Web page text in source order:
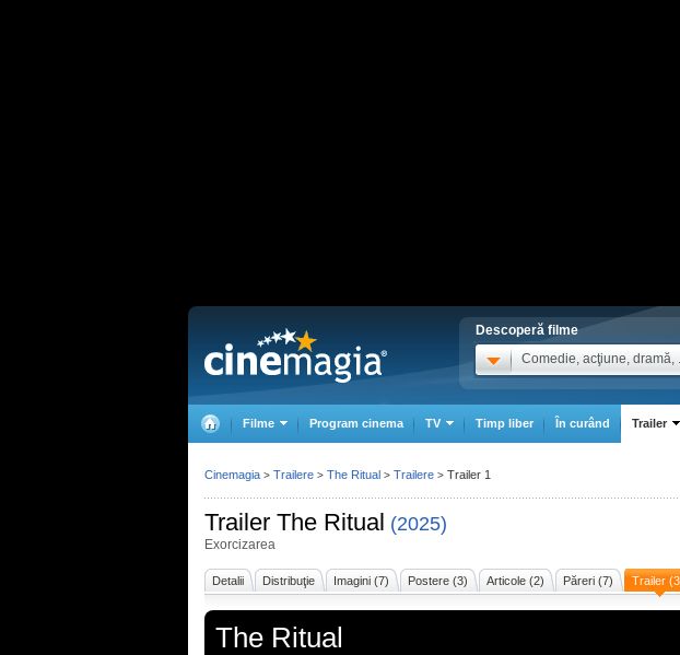
Descoperă filme
Comedie, acţiune, dramă,
Filme Program cinema TV Timp liber În curând Trailer
Trailer The Ritual (2025)
Exorcizarea
Detalii Distribuţie Imagini (7) Postere (3) Articole (2) Păreri (7) Trailer
The Ritual
Cinemagia > Trailere > The Ritual > Trailere > Trailer 1